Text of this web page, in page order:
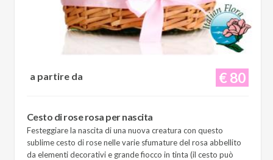
€ 80
a partire da
Cesto di rose rosa per nascita
Festeggiare la nascita di una nuova creatura con questo
sublime cesto di rose nelle varie sfumature del rosa abbellito
da elementi decorativi e grande fiocco in tinta (il cesto può